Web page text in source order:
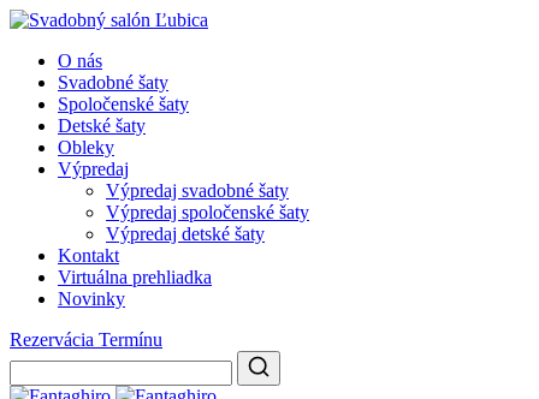
O nás
Svadobné šaty
Spoločenské šaty
Detské šaty
Obleky
Výpredaj
Výpredaj svadobné šaty
Výpredaj spoločenské šaty
Výpredaj detské šaty
Kontakt
Virtuálna prehliadka
Novinky
Rezervácia Termínu